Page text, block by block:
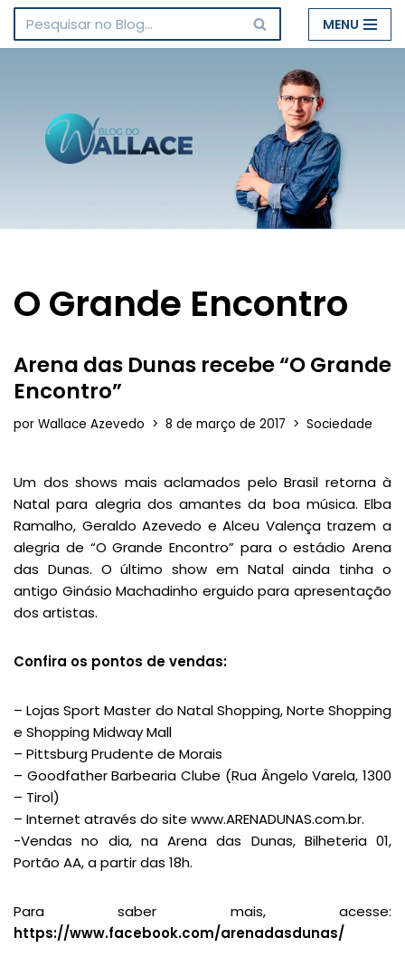
Pular
conteúdo
MENU
O Grande Encontro
Arena das Dunas recebe “O Grande
Encontro”
por Wallace Azevedo 8 de março de 2017 Sociedade
Um dos shows mais aclamados pelo Brasil retorna à
Natal para alegria dos amantes da boa música. Elba
Ramalho, Geraldo Azevedo e Alceu Valença trazem a
alegria de “O Grande Encontro” para o estádio Arena
das Dunas. O último show em Natal ainda tinha o
antigo Ginásio Machadinho erguido para apresentação
dos artistas.
Confira os pontos de vendas:
– Lojas Sport Master do Natal Shopping, Norte Shopping
e Shopping Midway Mall
– Pittsburg Prudente de Morais
– Goodfather Barbearia Clube (Rua Ângelo Varela, 1300
– Tirol)
– Internet através do site www.ARENADUNAS.com.br.
-Vendas no dia, na Arena das Dunas, Bilheteria 01,
Portão AA, a partir das 18h.
Para saber mais, acesse:
https://www.facebook.com/arenadasdunas/